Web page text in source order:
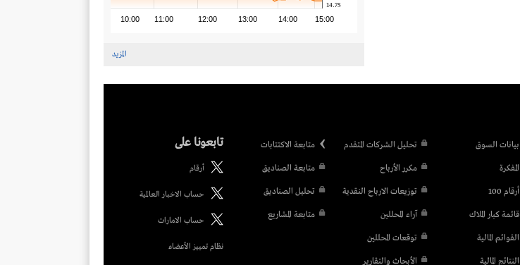
10:00 11:00 12:00 13:00 14:00 15:00
14.75
المزيد
بيانات السوق
المفكرة
أرقام 100
قائمة كبار الملاك
القوائم المالية
النتائج المالية
تحليل الشركات المتقدم
مكرر الأرباح
توزيعات الارباح النقدية
آراء المحللين
توقعات المحللين
الأبحاث والتقارير
متابعة الاكتتابات
متابعة الصناديق
تحليل الصناديق
متابعة المشاريع
تابعونا على
أرقام
حساب الاخبار العالمية
حساب الامارات
نظام تمييز الأعضاء